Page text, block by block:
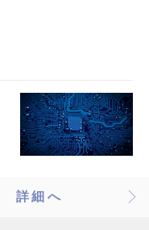
詳細へ